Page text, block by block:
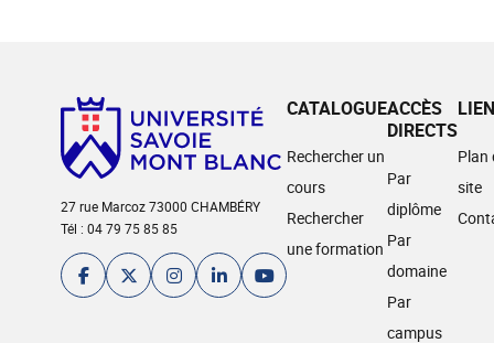
27 rue Marcoz 73000 CHAMBÉRY
Tél : 04 79 75 85 85
CATALOGUE
Rechercher un
cours
Rechercher
une formation
ACCÈS
DIRECTS
Par
diplôme
Par
domaine
Par
campus
Plan
site